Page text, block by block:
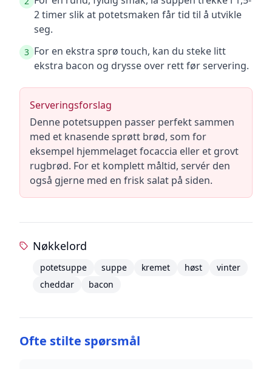
2 timer slik at potetsmaken får tid til å utvikle
seg.
3 For en ekstra sprø touch, kan du steke litt
ekstra bacon og drysse over rett før servering.
Serveringsforslag
Denne potetsuppen passer perfekt sammen
med et knasende sprøtt brød, som for
eksempel hjemmelaget focaccia eller et grovt
rugbrød. For et komplett måltid, servér den
også gjerne med en frisk salat på siden.
Nøkkelord
potetsuppe suppe kremet høst
vinter
cheddar
bacon
Ofte stilte spørsmål